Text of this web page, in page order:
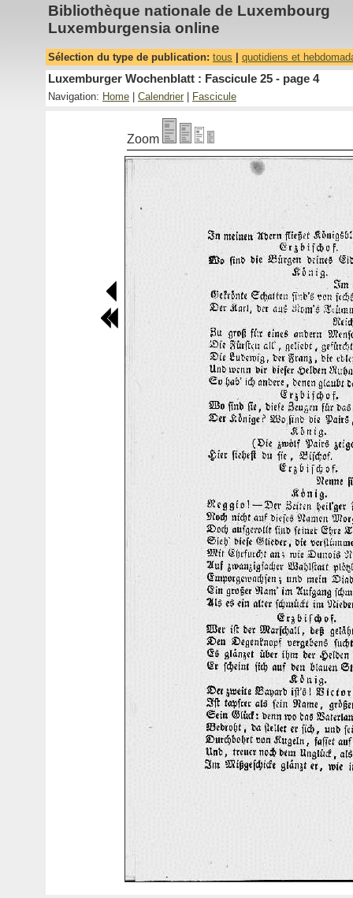
Bibliothèque nationale de Luxembourg
Luxemburgensia online
Sélection du type de publication: tous quotidiens et
Luxemburger Wochenblatt : Fascicule 25 - page 4
Navigation: Home Calendrier Fascicule
Zoom